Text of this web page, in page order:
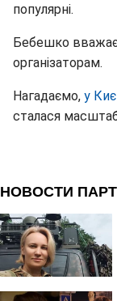
популярні.
Бебешко вважає,
організаторам.
Нагадаємо, у
сталася